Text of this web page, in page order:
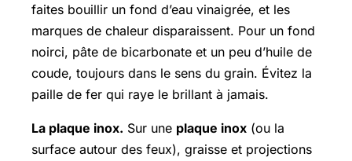
faites bouillir un fond d’eau vinaigrée, et les
marques de chaleur disparaissent. Pour un fond
noirci, pâte de bicarbonate et un peu d’huile de
coude, toujours dans le sens du grain. Évitez la
paille de fer qui raye le brillant à jamais.
La plaque inox. Sur une plaque inox (ou la
surface autour des feux), graisse et projections